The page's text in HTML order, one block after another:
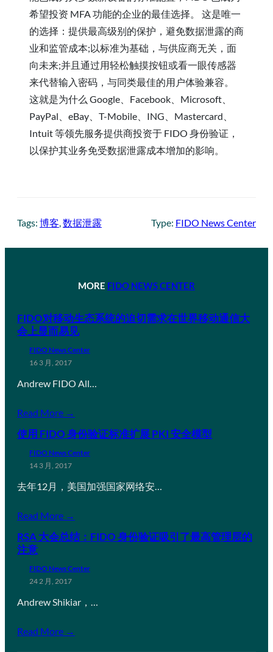
希望投资 MFA 功能的企业的最佳选择。 这是唯一
的选择：提供最高级别的保护，避免数据泄露的商
业和监管成本;以标准为基础，与供应商无关，面
向未来;并且通过用轻松触摸按钮或看一眼传感器
来代替输入密码，与同类最佳的用户体验兼容。
这就是为什么 Google、Facebook、Microsoft、
PayPal、eBay、T-Mobile、ING、Mastercard、
Intuit 等领先服务提供商投资于 FIDO 身份验证，
以保护其业务免受数据泄露成本增加的影响。
Tags: 博客 数据泄露 Type: FIDO News Center
MORE FIDO NEWS CENTER
FIDO对移动生态系统的迫切需求在世界移动通信大
会上显而易见
FIDO News Center
16 3 月, 2017
Andrew FIDO All…
Read More →
使用 FIDO 身份验证标准扩展 PKI 安全模型
FIDO News Center
14 3 月, 2017
去年12月，美国加强国家网络安…
Read More →
RSA 大会总结：FIDO 身份验证吸引了最高管理层的
注意
FIDO News Center
24 2 月, 2017
Andrew Shikiar，…
Read More →